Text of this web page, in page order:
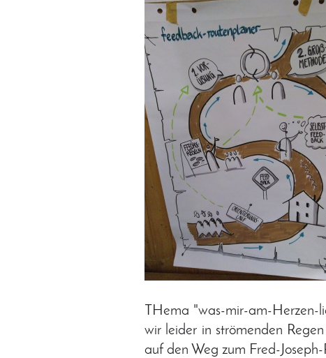
THema "was-mir-am-Herzen-
wir leider in strömenden
auf den Weg zum Fred-